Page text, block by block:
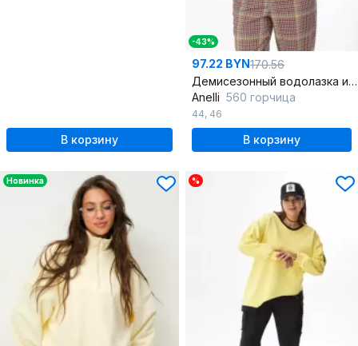
В корзину
-43%
97.22 BYN170.56
Демисезонный водолазка из трикотажа в ярком оттенке
Anelli 560 горчица
44, 46
В корзину
Новинка %